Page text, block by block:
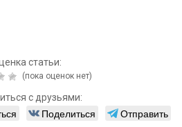
статьи:
(пока оценок нет)
с друзьями:
Поделиться
Отправить